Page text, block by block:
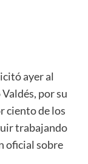
ayer al
por su
ciento de los
trabajando
oficial sobre